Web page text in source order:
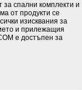
спални комплекти и
от продукти се
изисквания за
и прилежащия
е достъпен за